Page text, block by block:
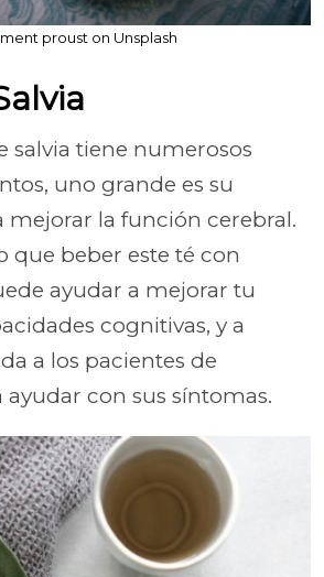
proust on Unsplash
salvia tiene numerosos
uno grande es su
mejorar la función cerebral.
que beber este té con
ayudar a mejorar tu
cognitivas, y a
a los pacientes de
con sus síntomas.